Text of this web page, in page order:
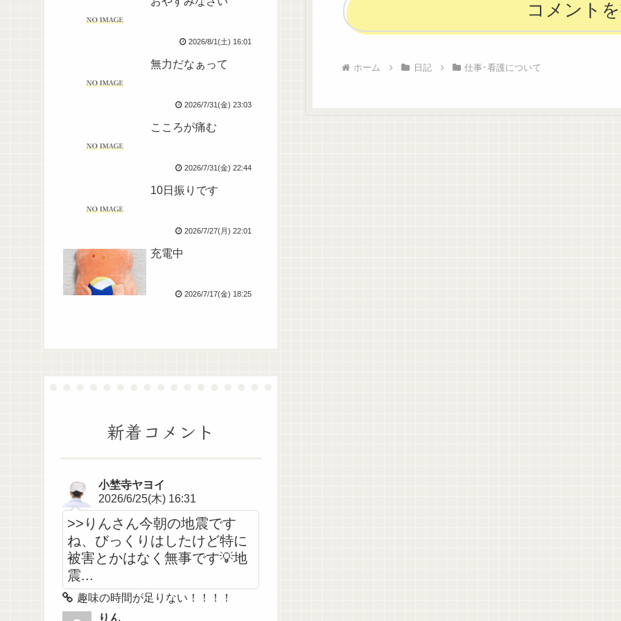
コメント
ホーム 日記 仕事･看護について
2026/8/1(土) 16:01
無力だなぁって
2026/7/31(金) 23:03
こころが痛む
2026/7/31(金) 22:44
10日振りです
2026/7/27(月) 22:01
充電中
2026/7/17(金) 18:25
新着コメント
小埜寺ヤヨイ
2026/6/25(木) 16:31
>>りんさん今朝の地震です
ね、びっくりはしたけど特に
被害とかはなく無事です💡地
震...
趣味の時間が足りない！！！！
りん